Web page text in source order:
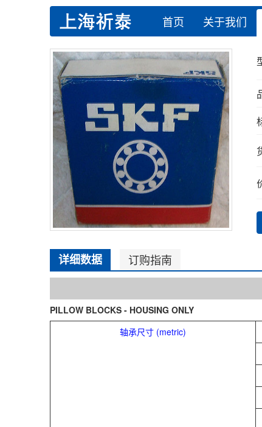
首页 关于我们
详细数据 订购指南
PILLOW BLOCKS - HOUSING ONLY
轴承尺寸 (metric)